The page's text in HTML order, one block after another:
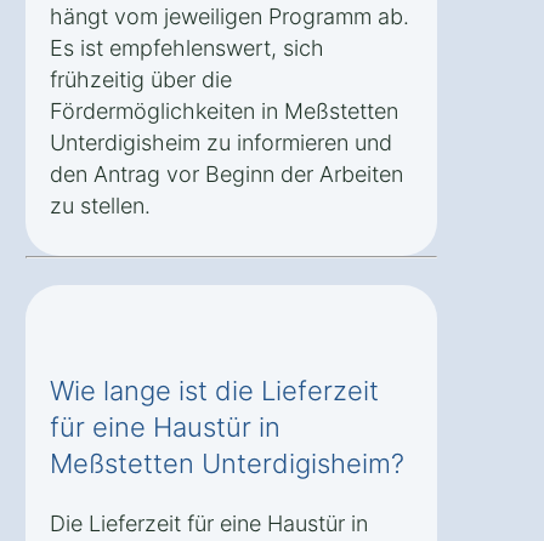
hängt vom jeweiligen Programm ab.
Es ist empfehlenswert, sich
frühzeitig über die
Fördermöglichkeiten in Meßstetten
Unterdigisheim zu informieren und
den Antrag vor Beginn der Arbeiten
zu stellen.
Wie lange ist die Lieferzeit
für eine Haustür in
Meßstetten Unterdigisheim?
Die Lieferzeit für eine Haustür in